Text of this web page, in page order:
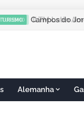
ILTM Latin
Alemanha